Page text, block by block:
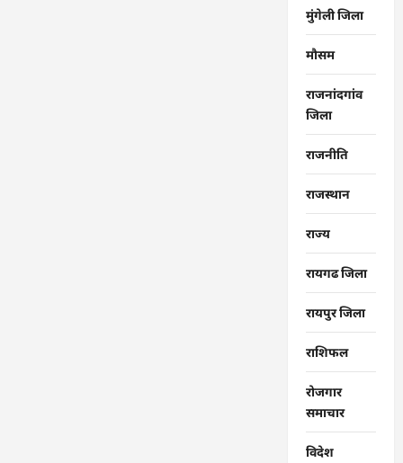
मुंगेली जिला
मौसम
राजनांदगांव
जिला
राजनीति
राजस्थान
राज्‍य
रायगढ जिला
रायपुर जिला
राशिफल
रोजगार
समाचार
विदेश